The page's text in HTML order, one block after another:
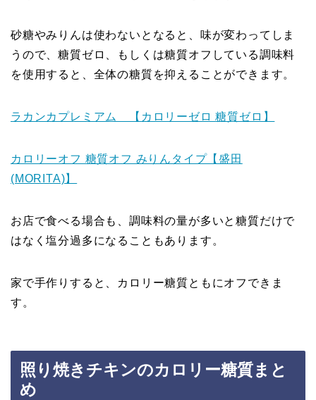
砂糖やみりんは使わないとなると、味が変わってしま
うので、糖質ゼロ、もしくは糖質オフしている調味料
を使用すると、全体の糖質を抑えることができます。
ラカンカプレミアム 【カロリーゼロ 糖質ゼロ】
カロリーオフ 糖質オフ みりんタイプ【盛田
(MORITA)】
お店で食べる場合も、調味料の量が多いと糖質だけで
はなく塩分過多になることもあります。
家で手作りすると、カロリー糖質ともにオフできま
す。
照り焼きチキンのカロリー糖質まと
め